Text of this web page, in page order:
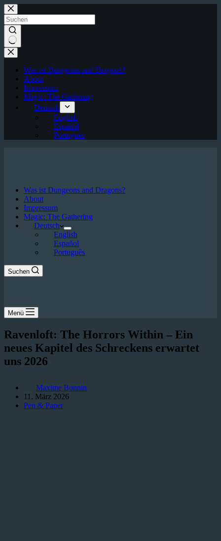
Zum
Inhalt
springen
Keine
Ergebnisse
Was ist Dungeons and Dragons?
About
Impressum
Magic: The Gathering
Deutsch
English
Español
Português
Was ist Dungeons and Dragons?
About
Impressum
Magic: The Gathering
Deutsch
English
Español
Português
Suchen
Menü
Ravenloft: The Horrors Within – Ein
neues Kapitel des Schreckens erwartet
uns 2026
Maxime Bonnin
11. März 2026
Pen & Paper